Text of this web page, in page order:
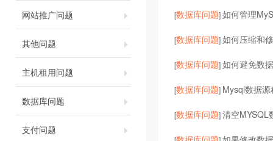
网站推广问题
其他问题
主机租用问题
数据库问题
支付问题
[数据库问题]如何管理
[数据库问题]如何压缩和
[数据库问题]如何避免数
[数据库问题] Mysql数据
[数据库问题]清空MYSQL